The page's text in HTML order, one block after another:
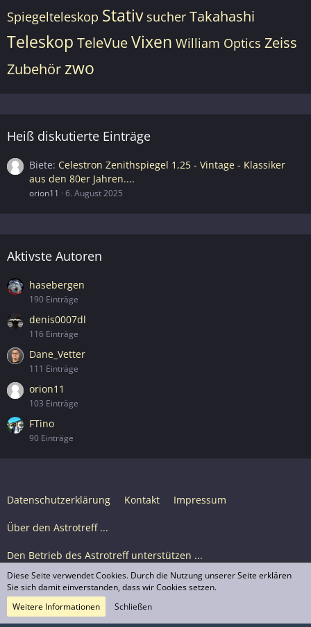
Spiegelteleskop Stativ sucher Takahashi
Teleskop TeleVueVixen William Optics Zeiss
Zubehör zwo
Heiß diskutierte Einträge
Biete Celestron Zenithspiegel 1,25 - Vintage - Klassiker
aus den 80er Jahren....
orion11 6. August 2025
Aktivste Autoren
hasebergen
190 Einträge
denis0007dl
116 Einträge
Dane_Vetter
111 Einträge
orion11
103 Einträge
FTino
90 Einträge
Datenschutzerklärung Kontakt Impressum
Über den Astrotreff ...
Den Betrieb des Astrotreff unterstützen ...
Nutzungsbedingungen
Diese Seite verwendet Cookies. Durch die Nutzung unserer Seite erklären
Sie sich damit einverstanden, dass wir Cookies setzen.
Weitere Informationen
Schließen